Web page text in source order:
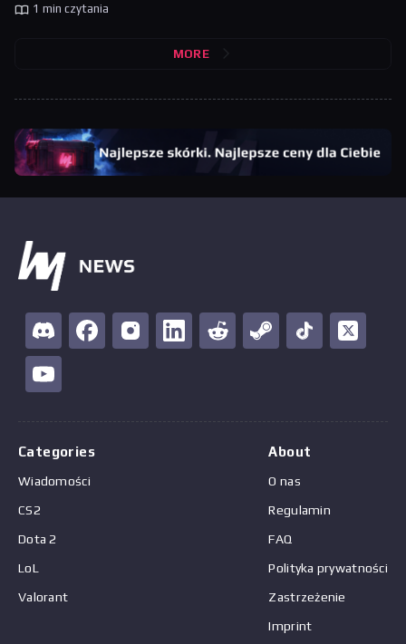
1 min czytania
MORE
Categories
Wiadomości
CS2
Dota 2
LoL
Valorant
About
O nas
Regulamin
FAQ
Polityka prywatności
Zastrzeżenie
Imprint